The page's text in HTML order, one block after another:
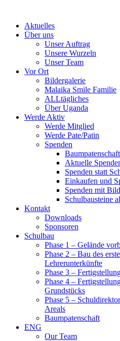
contentAktuelles
Über uns
Unser Auftrag
Unsere Wurzeln
Unser Team
Vor Ort
Bildergalerie
Malaika Smile Familie
ALLtägliches
Über Uganda
Werde Aktiv
Werde Mitglied
Werde Pate/Patin
Spenden
Baumpatenschaft
Aktuelle
Spenden statt
Einkaufen und
Spenden mit
Schulbausteine
Kontakt
Downloads
Sponsoren
Schulbau
Phase 1 – Gelände
Phase 2 – Bau des
Lehrerunterkünfte
Phase 3 –
Phase 4 –
Grundstücks
Phase 5 –
Areals
Baumpatenschaft
ENG
Our Team